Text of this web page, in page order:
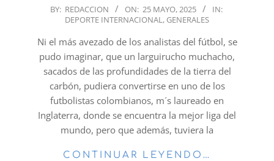
2025-
25
BY: REDACCION ON: 25 MAYO, 2025
IN:
DEPORTE INTERNACIONAL, GENERALES
Ni el más avezado de los analistas del fútbol, se
pudo imaginar, que un larguirucho muchacho,
sacados de las profundidades de la tierra del
carbón, pudiera convertirse en uno de los
futbolistas colombianos, m´s laureado en
Inglaterra, donde se encuentra la mejor liga del
mundo, pero que además, tuviera la
CONTINUAR LEYENDO…